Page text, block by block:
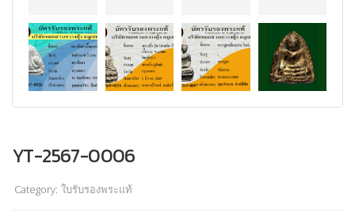
YT-2567-0006
Category: ใบรับรองพระแท้